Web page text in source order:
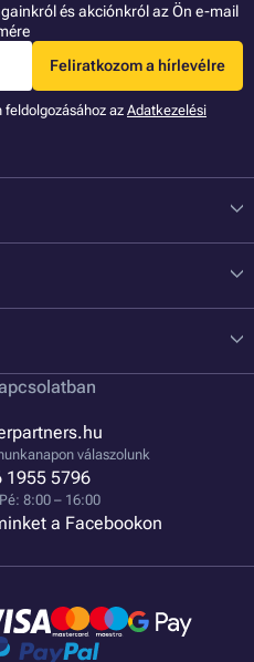
és akciónkról az Ön e-mail
Feliratkozom a hírlevélre
feldolgozásához az Adatkezelési
válaszolunk
1955 5796
8:00 – 16:00
a Facebookon